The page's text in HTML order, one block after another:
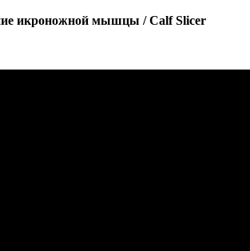
икроножной мышцы / Calf Slicer